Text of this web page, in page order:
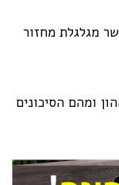
מגלגלת מחזור
ומהם הסיכונים